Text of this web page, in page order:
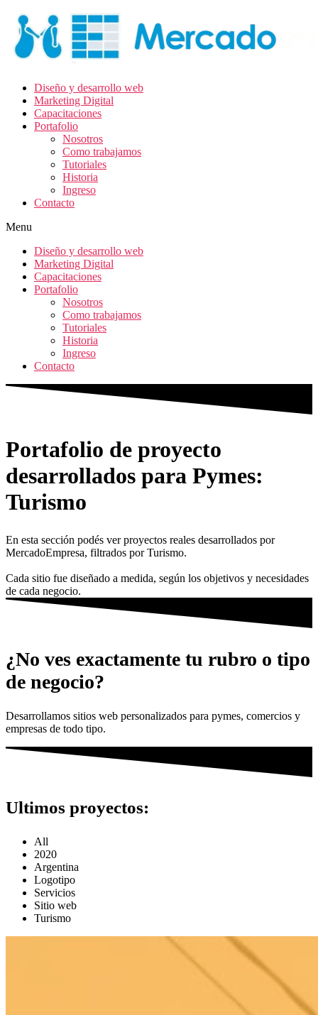
Diseño y desarrollo web
Marketing Digital
Capacitaciones
Portafolio
Nosotros
Como trabajamos
Tutoriales
Historia
Ingreso
Contacto
Menu
Diseño y desarrollo web
Marketing Digital
Capacitaciones
Portafolio
Nosotros
Como trabajamos
Tutoriales
Historia
Ingreso
Contacto
Portafolio de proyecto
desarrollados para Pymes:
Turismo
En esta sección podés ver proyectos reales desarrollados por
MercadoEmpresa, filtrados por Turismo.
Cada sitio fue diseñado a medida, según los objetivos y necesidades
de cada negocio.
¿No ves exactamente tu rubro o tipo
de negocio?
Desarrollamos sitios web personalizados para pymes, comercios y
empresas de todo tipo.
Ultimos proyectos:
All
2020
Argentina
Logotipo
Servicios
Sitio web
Turismo